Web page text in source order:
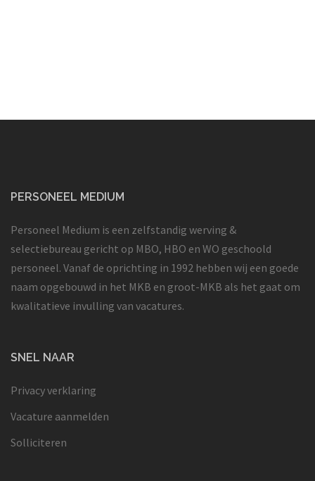
PERSONEEL MEDIUM
Personeel Medium is een zelfstandig werving &
selectiebureau gericht op MBO, HBO en WO geschoold
personeel. Vanaf de oprichting in 1992 hebben wij een goede
naam opgebouwd in het MKB en groot-MKB als het gaat om
kwalitatieve invulling van vacatures.
SNEL NAAR
Privacy verklaring
Vacature aanmelden
Solliciteren